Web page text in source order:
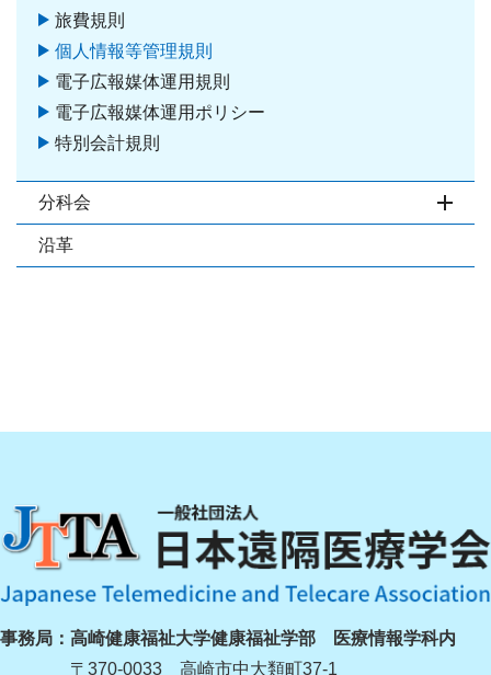
旅費規則
個人情報等管理規則
電子広報媒体運用規則
電子広報媒体運用ポリシー
特別会計規則
分科会
沿革
事務局： 高崎健康福祉大学健康福祉学部 医療情報学科内
〒370-0033 高崎市中大類町37-1